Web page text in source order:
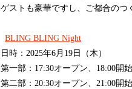
ゲストも豪華ですし、ご都合のつ
BLING BLING Night
日時：2025年6月19日（木）
第一部：17:30オープン、18:00開
第二部：20:30オープン、21:00開